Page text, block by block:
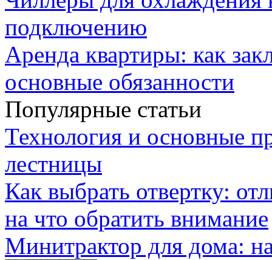
подключению
Аренда квартиры: как
основные обязанности
Популярные статьи
Технология и основные
лестницы
Как выбрать отвертку:
на что обратить внимание
Минитрактор для дома: